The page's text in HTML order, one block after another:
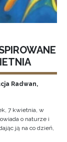
Radwan,
7 kwietnia, w
o naturze i
ją na co dzień,